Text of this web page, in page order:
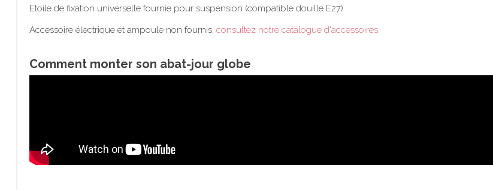
Etoile de fixation universelle fournie pour suspension (compatible douille E27).
Accessoire électrique et ampoule non fournis, consultez notre catalogue d'accessoires.
Comment monter son abat-jour globe